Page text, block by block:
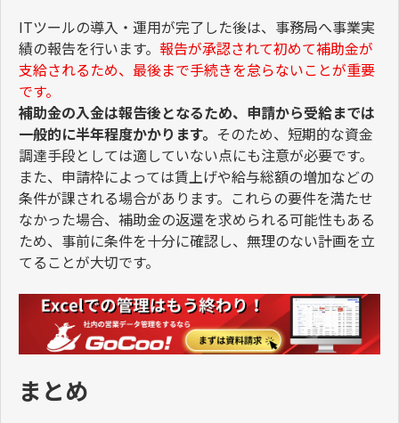
ITツールの導入・運用が完了した後は、事務局へ事業実
績の報告を行います。 報告が承認されて初めて補助金が
支給されるため、最後まで手続きを怠らないことが重要
です。
補助金の入金は報告後となるため、申請から受給までは
一般的に半年程度かかります。 そのため、短期的な資金
調達手段としては適していない点にも注意が必要です。
また、申請枠によっては賃上げや給与総額の増加などの
条件が課される場合があります。これらの要件を満たせ
なかった場合、補助金の返還を求められる可能性もある
ため、事前に条件を十分に確認し、無理のない計画を立
てることが大切です。
まとめ